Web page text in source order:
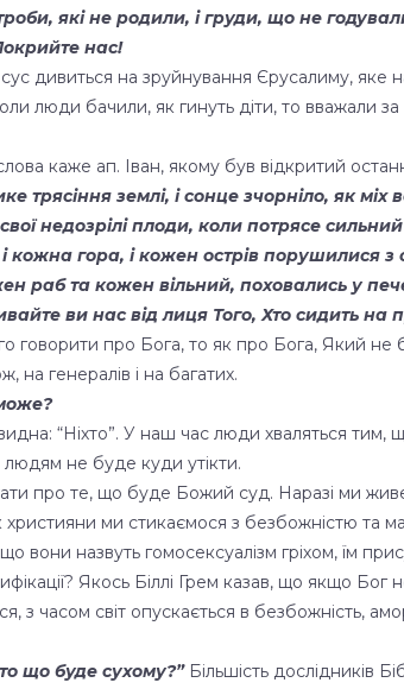
які не родили, і груди, що не
нас!
дивиться на зруйнування Єрусалиму,
люди бачили, як гинуть діти, то вважали
каже ап. Іван, якому був відкритий
трясіння землі, і сонце зчорніло, як
недозрілі плоди, коли потрясе
кожна гора, і кожен острів порушилися з
раб та кожен вільний, поховались у
ви нас від лиця Того, Хто сидить на
говорити про Бога, то як про Бога, Який не
генералів і на багатих.
“Ніхто”. У наш час люди хваляться
не буде куди утікти.
про те, що буде Божий суд. Наразі ми
ми стикаємося з безбожністю та
назвуть гомосексуалізм гріхом, їм
Якось Біллі Грем казав, що якщо
світ опускається в безбожність,
що буде сухому?”Більшість дослідників